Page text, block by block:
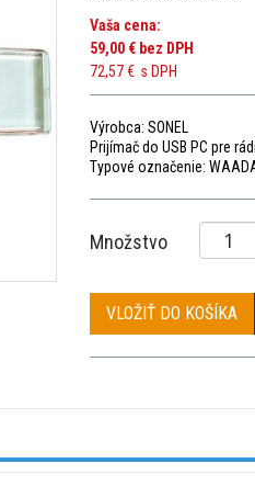
Vaša cena:
59,00 € bez DPH
72,57 € s DPH
Výrobca: SONEL
Prijímač do USB PC pre
Typové označenie:
Množstvo
VLOŽIŤ DO KOŠÍKA